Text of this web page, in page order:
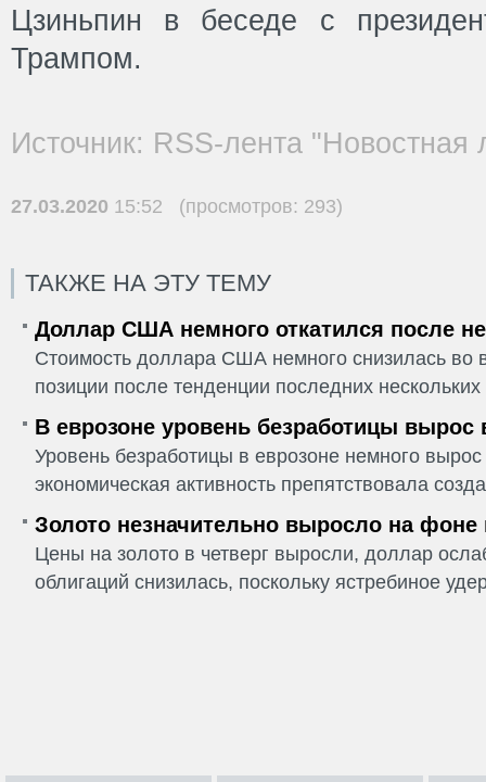
Цзиньпин в беседе с
Трампом.
Источник: RSS-лента "Новостная
27.03.2020 15:52 (просмотров: 293)
ТАКЖЕ НА ЭТУ ТЕМУ
Доллар США немного откатился после
Стоимость доллара США немного снизилась во
позиции после тенденции последних
В еврозоне уровень безработицы вырос
Уровень безработицы в еврозоне немного
экономическая активность препятствовала
Золото незначительно выросло на фоне
Цены на золото в четверг выросли, доллар
облигаций снизилась, поскольку ястребиное